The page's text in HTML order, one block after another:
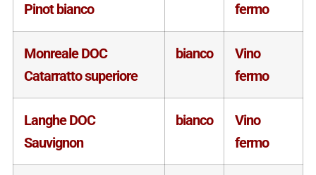
Pinot bianco
fermo
Monreale DOC
Catarratto superiore
bianco
Vino
fermo
Langhe DOC
Sauvignon
bianco
Vino
fermo